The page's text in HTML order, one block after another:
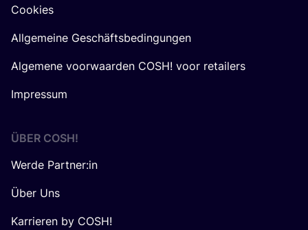
Cookies
Allgemeine Geschäftsbedingungen
Algemene voorwaarden COSH! voor retailers
Impressum
ÜBER COSH!
Werde Partner:in
Über Uns
Karrieren by COSH!